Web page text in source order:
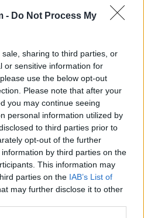
- Do Not Process My
sharing to third parties, or
or sensitive information for
use the below opt-out
Please note that after your
you may continue seeing
personal information utilized by
to third parties prior to
opt-out of the further
by third parties on the
This information may
parties on the IAB’s List of
may further disclose it to other
Faros